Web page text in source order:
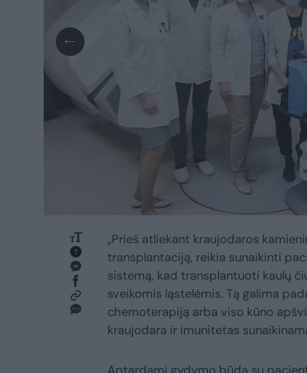
„Prieš atliekant kraujodaros
transplantaciją, reikia sunaikinti
sistemą, kad transplantuoti kaulų
sveikomis ląstelėmis. Tą galima
chemoterapiją arba viso kūno
kraujodara ir imunitetas